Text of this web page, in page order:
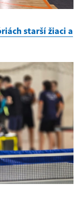
starší žiaci a